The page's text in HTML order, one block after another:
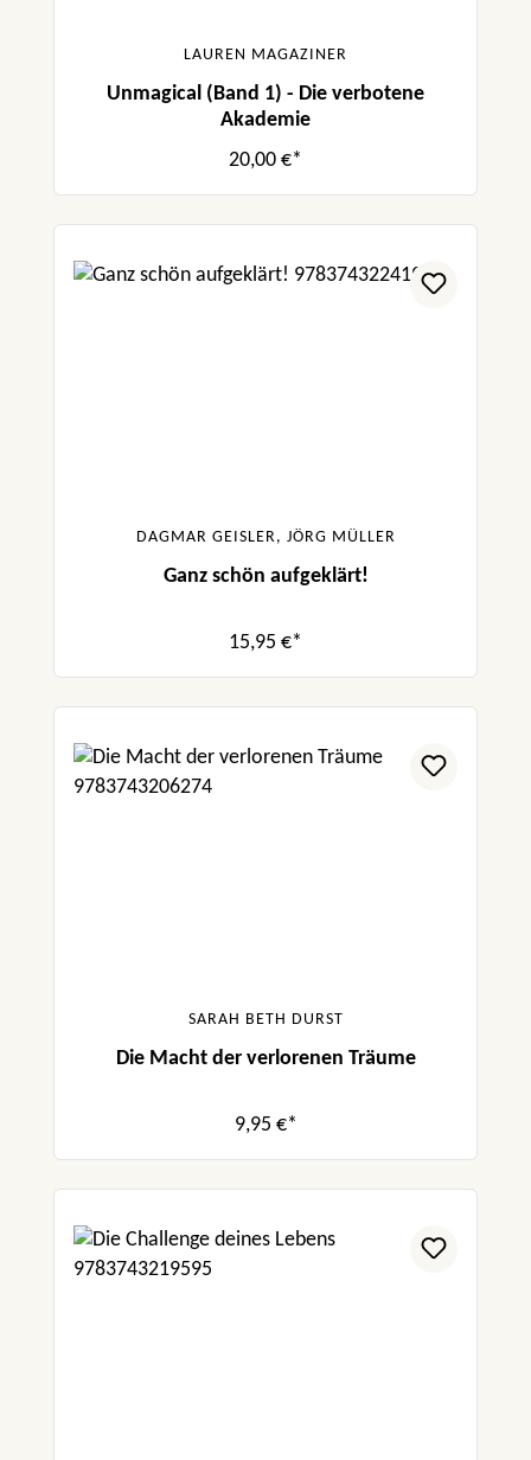
LAUREN MAGAZINER
Unmagical (Band 1) - Die verbotene
Akademie
20,00 €*
DAGMAR GEISLER, JÖRG MÜLLER
Ganz schön aufgeklärt!
15,95 €*
SARAH BETH DURST
Die Macht der verlorenen Träume
9,95 €*